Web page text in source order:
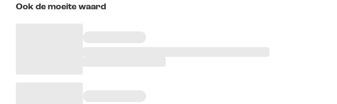
Ook de moeite waard